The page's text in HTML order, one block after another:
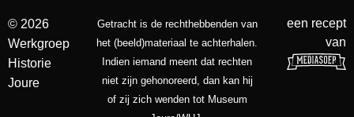
© 2026
Werkgroep
Historie
Joure
Getracht is de rechthebbenden van
het (beeld)materiaal te achterhalen.
Indien iemand meent dat rechten
niet zijn gehonoreerd, dan kan hij
of zij zich wenden tot Museum
een recept
van